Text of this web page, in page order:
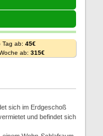
Tag ab: 45€
ab: 315€
sich im Erdgeschoß
und befindet sich